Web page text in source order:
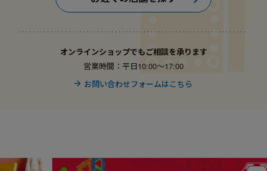
オンラインショップでもご相談を承ります
営業時間：平日10:00〜17:00
お問い合わせフォームはこちら